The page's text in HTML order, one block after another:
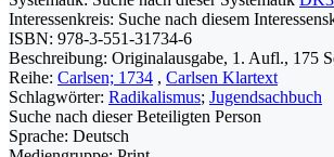
Interessenkreis: Suche nach diesem
ISBN: 978-3-551-31734-6
Beschreibung: Originalausgabe, 1. Aufl., 175
Reihe: Carlsen; 1734 , Carlsen Klartext
Schlagwörter: Radikalismus; Jugendsachbuch
Suche nach dieser Beteiligten Person
Sprache: Deutsch